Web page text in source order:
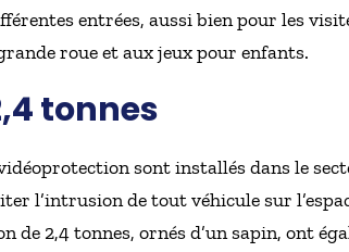
entrées, aussi bien pour les
roue et aux jeux pour enfants.
tonnes
sont installés dans le
l’intrusion de tout véhicule sur
de 2,4 tonnes, ornés d’un sapin, ont